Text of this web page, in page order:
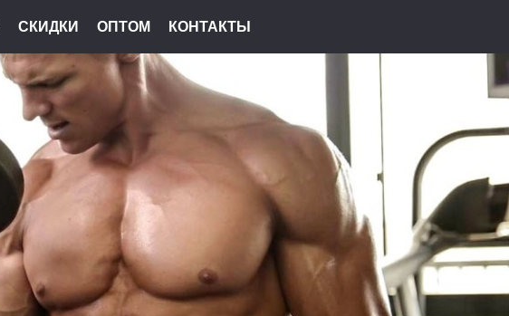
СКИДКИ ОПТОМ КОНТАКТЫ